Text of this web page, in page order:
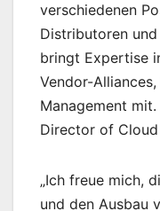
verschiedenen
Distributoren
bringt Expertise
Vendor-
Management
Director of
„Ich freue mich,
und den Ausbau